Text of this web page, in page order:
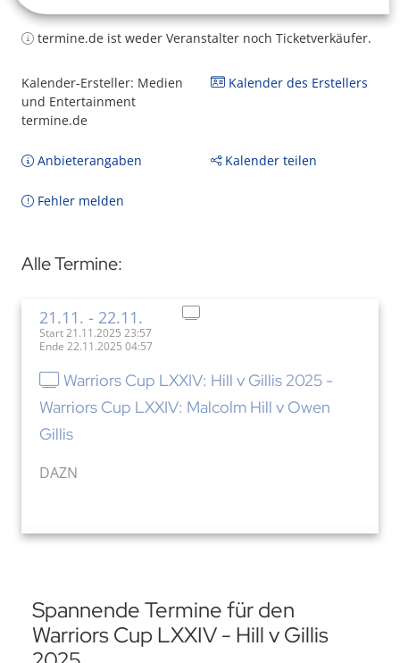
termine.de ist weder Veranstalter noch Ticketverkäufer.
Kalender-Ersteller: Medien
und Entertainment
termine.de
Kalender des Erstellers
Anbieterangaben Kalender teilen
Fehler melden
Alle Termine:
21.11. - 22.11.
Start 21.11.2025 23:57
Ende 22.11.2025 04:57
Warriors Cup LXXIV: Hill v Gillis 2025 -
Warriors Cup LXXIV: Malcolm Hill v Owen
Gillis
DAZN
Spannende Termine für den
Warriors Cup LXXIV - Hill v Gillis